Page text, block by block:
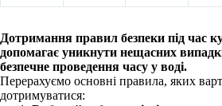
Дотримання правил безпеки під час
допомагає уникнути нещасних
безпечне проведення часу у воді.
Перерахуємо основні правила, яких
дотримуватися: